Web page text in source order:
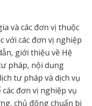
và các đơn vị thuộc
với các đơn vị nghiệp
giới thiệu về Hệ
pháp, nội dung
tư pháp và dịch vụ
đơn vị nghiệp vụ
chủ động chuẩn bị